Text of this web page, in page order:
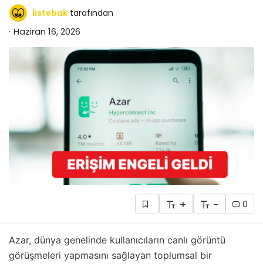
listebak tarafından
Haziran 16, 2026
+ - 0
Azar, dünya genelinde kullanıcıların canlı görüntü
görüşmeleri yapmasını sağlayan toplumsal bir